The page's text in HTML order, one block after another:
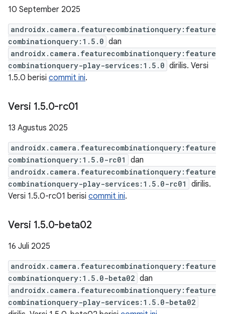
10 September 2025
androidx.camera.featurecombinationquery:feature
combinationquery:1.5.0 dan
androidx.camera.featurecombinationquery:feature
combinationquery-play-services:1.5.0 dirilis. Versi
1.5.0 berisi commit ini.
Versi 1.5.0-rc01
13 Agustus 2025
androidx.camera.featurecombinationquery:feature
combinationquery:1.5.0-rc01
dan
androidx.camera.featurecombinationquery:feature
combinationquery-play-services:1.5.0-rc01
dirilis.
Versi 1.5.0-rc01 berisi commit ini.
Versi 1.5.0-beta02
16 Juli 2025
androidx.camera.featurecombinationquery:feature
combinationquery:1.5.0-beta02 dan
androidx.camera.featurecombinationquery:feature
combinationquery-play-services:1.5.0-beta02